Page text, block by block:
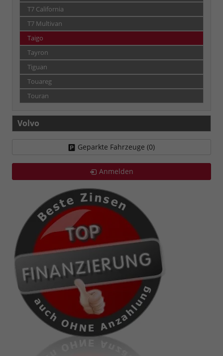
T7 California
T7 Multivan
Taigo
Tayron
Tiguan
Touareg
Touran
Volvo
Geparkte Fahrzeuge (0)
Anmelden